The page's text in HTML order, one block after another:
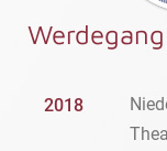
2018